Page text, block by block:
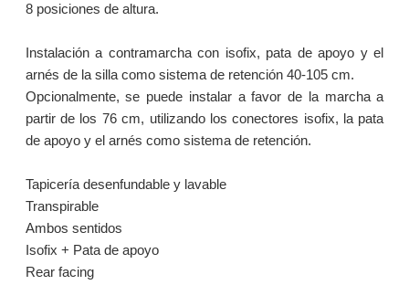
8 posiciones de altura.
Instalación a contramarcha con isofix, pata de apoyo y el
arnés de la silla como sistema de retención 40-105 cm.
Opcionalmente, se puede instalar a favor de la marcha a
partir de los 76 cm, utilizando los conectores isofix, la pata
de apoyo y el arnés como sistema de retención.
Tapicería desenfundable y lavable
Transpirable
Ambos sentidos
Isofix + Pata de apoyo
Rear facing